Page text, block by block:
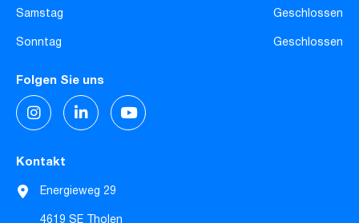
Samstag
Geschlossen
Sonntag
Geschlossen
Folgen Sie uns
Kontakt
Energieweg 29